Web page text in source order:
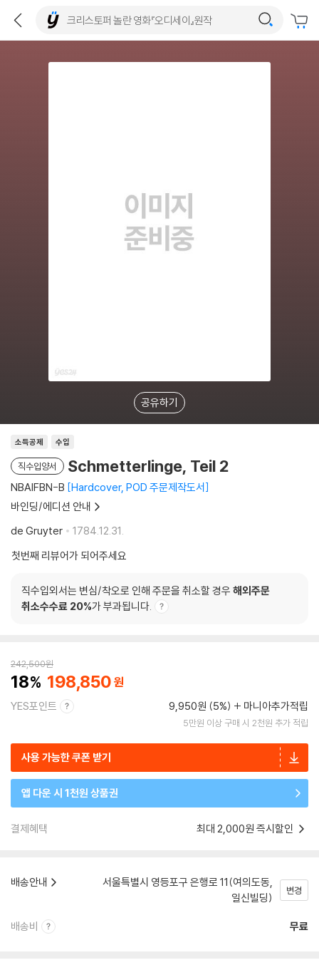
공유하기
소득공제 수입
직수입양서 Schmetterlinge, Teil 2
NBAIFBN-B Hardcover, POD 주문제작도서
바인딩/에디션 안내
de Gruyter
1784.12.31.
첫번째 리뷰어가 되어주세요
직수입외서는 변심/착오로 인해 주문을 취소할 경우 해외주문
취소수수료 20%가 부과됩니다.
242,500원
18 198,850
YES포인트 9,950원 (5%) 마니아추가적립
5만원 이상 구매 시 2천원 추가 적립
사용 가능한 쿠폰 받기
앱 다운 시 1천원 상품권
결제혜택 최대 2,000원 즉시할인
배송안내
서울특별시 영등포구 은행로 11(여의도동,
일신빌딩)
변경
배송비 무료